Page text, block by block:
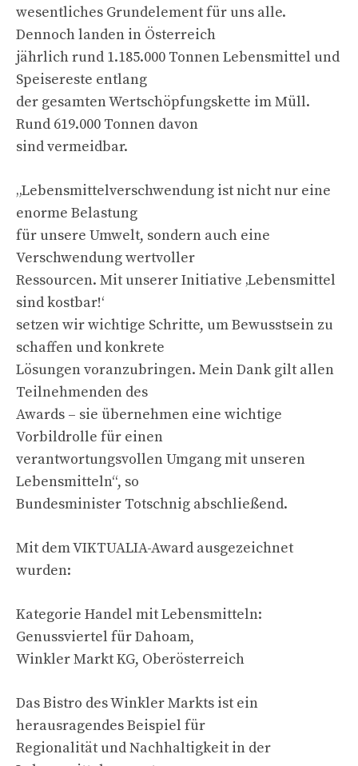
wesentliches Grundelement für uns alle.
Dennoch landen in Österreich
jährlich rund 1.185.000 Tonnen Lebensmittel und
Speisereste entlang
der gesamten Wertschöpfungskette im Müll.
Rund 619.000 Tonnen davon
sind vermeidbar.
„Lebensmittelverschwendung ist nicht nur eine
enorme Belastung
für unsere Umwelt, sondern auch eine
Verschwendung wertvoller
Ressourcen. Mit unserer Initiative ‚Lebensmittel
sind kostbar!‘
setzen wir wichtige Schritte, um Bewusstsein zu
schaffen und konkrete
Lösungen voranzubringen. Mein Dank gilt allen
Teilnehmenden des
Awards – sie übernehmen eine wichtige
Vorbildrolle für einen
verantwortungsvollen Umgang mit unseren
Lebensmitteln“, so
Bundesminister Totschnig abschließend.
Mit dem VIKTUALIA-Award ausgezeichnet
wurden:
Kategorie Handel mit Lebensmitteln:
Genussviertel für Dahoam,
Winkler Markt KG, Oberösterreich
Das Bistro des Winkler Markts ist ein
herausragendes Beispiel für
Regionalität und Nachhaltigkeit in der